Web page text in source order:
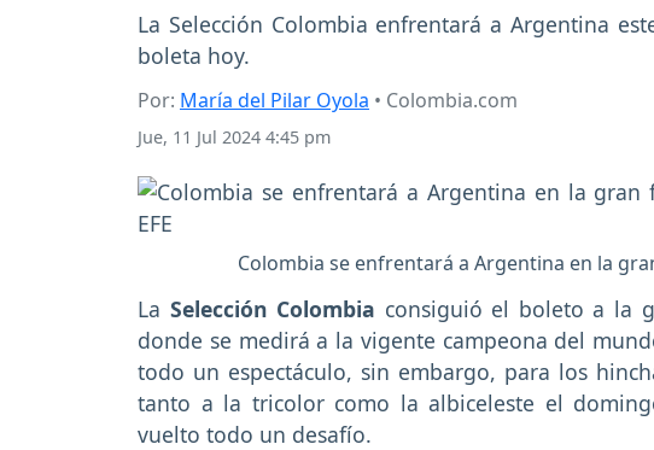
La Selección Colombia enfrentará a Argentina
boleta hoy.
Por: María del Pilar Oyola • Colombia.com
Jue, 11 Jul 2024 4:45 pm
Colombia se enfrentará a Argentina en la
La Selección Colombia consiguió el boleto a la
donde se medirá a la vigente campeona del
todo un espectáculo, sin embargo, para los
tanto a la tricolor como la albiceleste el
vuelto todo un desafío.